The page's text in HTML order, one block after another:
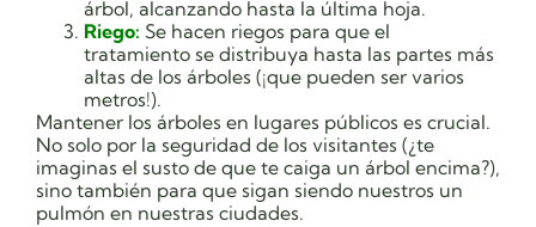
árbol, alcanzando hasta la última hoja.
Riego: Se hacen riegos para que el
tratamiento se distribuya hasta las partes más
altas de los árboles (¡que pueden ser varios
metros!).
Mantener los árboles en lugares públicos es crucial.
No solo por la seguridad de los visitantes (¿te
imaginas el susto de que te caiga un árbol encima?),
sino también para que sigan siendo nuestros un
pulmón en nuestras ciudades.